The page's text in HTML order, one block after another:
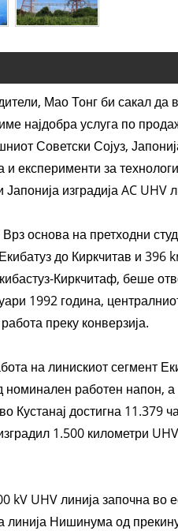
Мао Тонг би сакал да
најдобра услуга по
Советски Сојуз,
експерименти за
изградија AC UHV
основа на претходни
до Киркчитав и 396
Киркчитаф, беше
1992 година,
преку конверзија.
на линискиот сегмент
номинален работен напон,
Кустанај достигна
1.500 километри
kV UHV линија започна
линија Нишинума од